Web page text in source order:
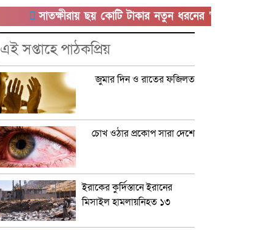
সাতক্ষীরায় ছয় কোটি টাকার নতুন ধরনের ‘কুশ’ মাদকসহ আটক
এই সপ্তাহে পাঠকপ্রিয়
জুমার দিন ও রাতের ফজিলত
চোখ ওঠার প্রকোপ সারা দেশে
ইরাকের কুর্দিস্তানে ইরানের
মিসাইল হামলায়নিহত ১৩